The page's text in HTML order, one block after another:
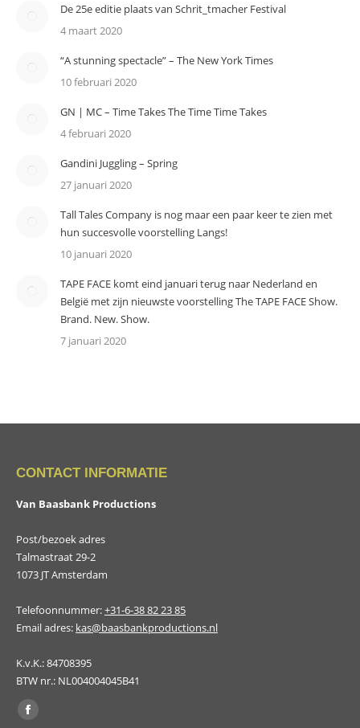
De 25e editie plaats van Schrit_tmacher Festival
4 maart 2020
“A stunning spectacle” – The New York Times
10 februari 2020
GN | MC – Time Takes The Time Time Takes
4 februari 2020
Gandini Juggling – Spring
27 januari 2020
Tall Tales Company is nog maar een paar keer te zien met
hun succesvolle voorstelling Langs!
10 januari 2020
TAPE FACE komt eind januari terug naar Nederland en
België met zijn nieuwste voorstelling The TAPE FACE Show.
Brand. New. Show.
7 januari 2020
CONTACT INFORMATIE
Van Baasbank Productions
Post/bezoek adres
Talmastraat 29-2
1073 JT Amsterdam
Telefoonnummer:+31-6-38 82 23 85
Email adres: kas@baasbankproductions.nl
K.v.K.: 84708395
BTW nr.: NL004004045B41
Vind ons op:
Facebook